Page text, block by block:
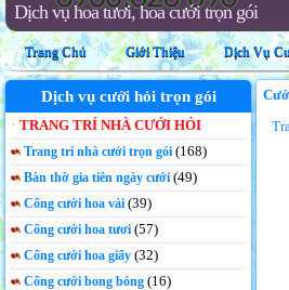
Trang trí nhà hàng tiệc cưới trọn gói
Trang Chủ Giới Thiệu Dịch Vụ
Dịch vụ cưới hỏi trọn gói
TRANG TRÍ NHÀ CƯỚI HỎI
Trang trí nhà cưới trọn gói (168)
Bàn thờ gia tiên ngày cưới (49)
Cổng cưới hoa vải (39)
Cổng cưới hoa tươi (57)
Cổng cưới hoa giấy (32)
Cổng cưới bong bóng (16)